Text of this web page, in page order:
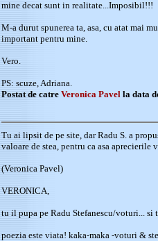
mine decat sunt in realitate...Imposibil!!!
M-a durut spunerea ta, asa, cu atat mai
important pentru mine.
Vero.
PS: scuze, Adriana.
Postat de catre Veronica Pavel la data
Tu ai lipsit de pe site, dar Radu S. a
valoare de stea, pentru ca asa aprecierile
(Veronica Pavel)
VERONICA,
tu il pupa pe Radu Stefanescu/voturi... si
poezia este viata! kaka-maka -voturi &